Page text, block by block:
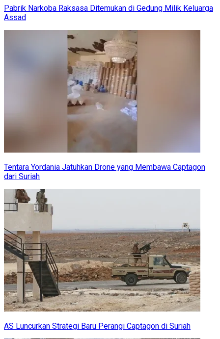
Pabrik Narkoba Raksasa Ditemukan di Gedung Milik Keluarga
Assad
Tentara Yordania Jatuhkan Drone yang Membawa Captagon
dari Suriah
AS Luncurkan Strategi Baru Perangi Captagon di Suriah